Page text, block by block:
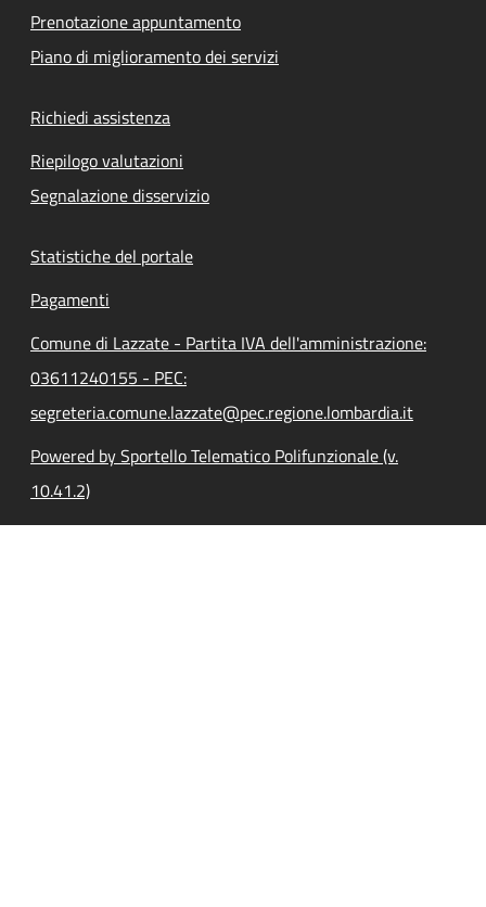
Prenotazione appuntamento
Piano di miglioramento dei servizi
Richiedi assistenza
Riepilogo valutazioni
Segnalazione disservizio
Statistiche del portale
Pagamenti
Comune di Lazzate - Partita IVA dell'amministrazione:
03611240155 - PEC:
segreteria.comune.lazzate@pec.regione.lombardia.it
Powered by Sportello Telematico Polifunzionale (v.
10.41.2)